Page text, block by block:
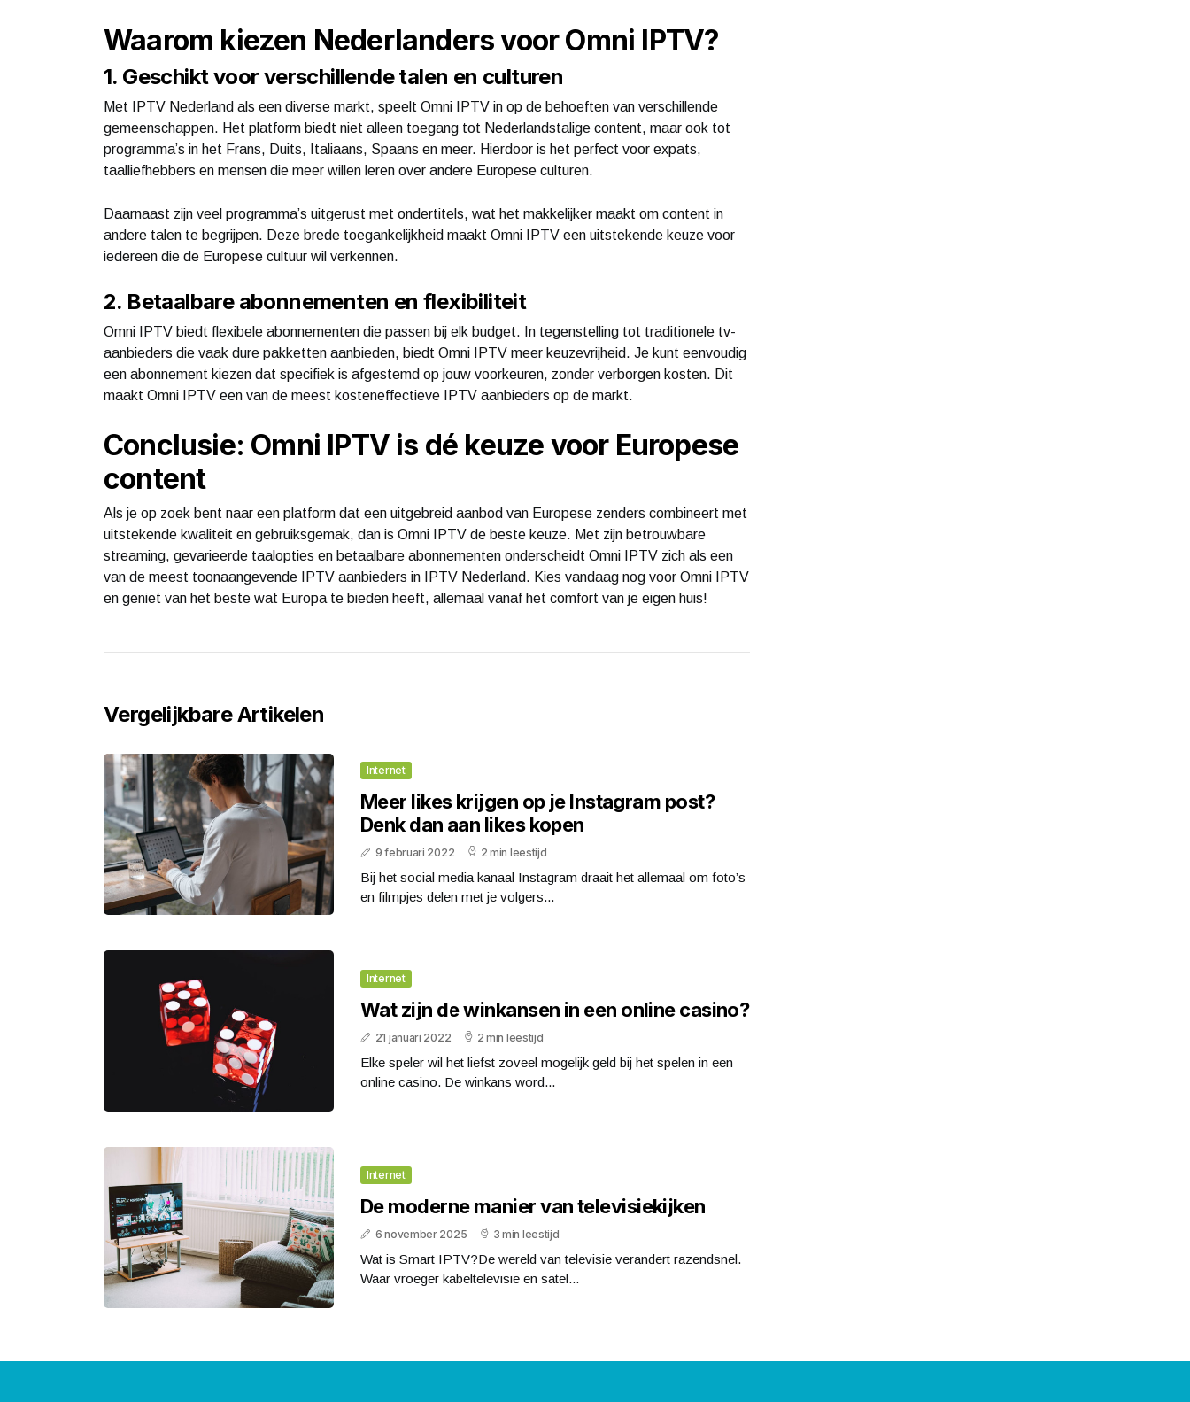
Waarom kiezen Nederlanders voor Omni IPTV?
1. Geschikt voor verschillende talen en culturen
Met IPTV Nederland als een diverse markt, speelt Omni IPTV in op de behoeften van verschillende
gemeenschappen. Het platform biedt niet alleen toegang tot Nederlandstalige content, maar ook tot
programma’s in het Frans, Duits, Italiaans, Spaans en meer. Hierdoor is het perfect voor expats,
taalliefhebbers en mensen die meer willen leren over andere Europese culturen.
Daarnaast zijn veel programma’s uitgerust met ondertitels, wat het makkelijker maakt om content in
andere talen te begrijpen. Deze brede toegankelijkheid maakt Omni IPTV een uitstekende keuze voor
iedereen die de Europese cultuur wil verkennen.
2. Betaalbare abonnementen en flexibiliteit
Omni IPTV biedt flexibele abonnementen die passen bij elk budget. In tegenstelling tot traditionele tv-
aanbieders die vaak dure pakketten aanbieden, biedt Omni IPTV meer keuzevrijheid. Je kunt eenvoudig
een abonnement kiezen dat specifiek is afgestemd op jouw voorkeuren, zonder verborgen kosten. Dit
maakt Omni IPTV een van de meest kosteneffectieve IPTV aanbieders op de markt.
Conclusie: Omni IPTV is dé keuze voor Europese
content
Als je op zoek bent naar een platform dat een uitgebreid aanbod van Europese zenders combineert met
uitstekende kwaliteit en gebruiksgemak, dan is Omni IPTV de beste keuze. Met zijn betrouwbare
streaming, gevarieerde taalopties en betaalbare abonnementen onderscheidt Omni IPTV zich als een
van de meest toonaangevende IPTV aanbieders in IPTV Nederland. Kies vandaag nog voor Omni IPTV
en geniet van het beste wat Europa te bieden heeft, allemaal vanaf het comfort van je eigen huis!
Vergelijkbare Artikelen
Internet
Meer likes krijgen op je Instagram post?
Denk dan aan likes kopen
9 februari 2022 2 min leestijd
Bij het social media kanaal Instagram draait het allemaal om foto’s
en filmpjes delen met je volgers...
Internet
Wat zijn de winkansen in een online casino?
21 januari 2022 2 min leestijd
Elke speler wil het liefst zoveel mogelijk geld bij het spelen in een
online casino. De winkans word...
Internet
De moderne manier van televisiekijken
6 november 2025 3 min leestijd
Wat is Smart IPTV?De wereld van televisie verandert razendsnel.
Waar vroeger kabeltelevisie en satel...